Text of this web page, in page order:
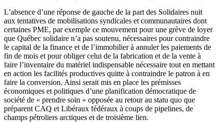
L’absence d’une réponse de gauche de la part des Solidaires nuit
aux tentatives de mobilisations syndicales et communautaires dont
certaines PME, par exemple ce mouvement pour une grève de loyer
que Québec solidaire n’a pas soutenu, nécessaires pour contraindre
le capital de la finance et de l’immobilier à annuler les paiements de
fin de mois et pour obliger celui de la fabrication et de la vente à
faire l’inventaire du matériel indispensable nécessaire tout en mettant
en action les facilités productives quitte à contraindre le patron à en
faire la conversion. Ainsi serait mis en place les prémisses
économiques et politiques d’une planification démocratique de
société de « prendre soin » opposée au retour au statu quo que
préparent CAQ et Libéraux fédéraux à coups de pipelines, de
champs pétroliers arctiques et de troisième lien.